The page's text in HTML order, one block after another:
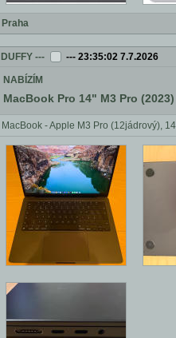
Praha
DUFFY --- --- 23:35:02 7.7.2026
NABÍZÍM
MacBook Pro 14" M3 Pro
MacBook - Apple M3 Pro (12jádrový),